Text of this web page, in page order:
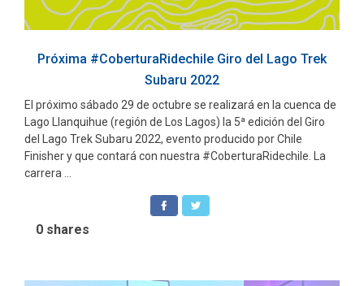
Próxima #CoberturaRidechile Giro del Lago Trek
Subaru 2022
El próximo sábado 29 de octubre se realizará en la cuenca de
Lago Llanquihue (región de Los Lagos) la 5ª edición del Giro
del Lago Trek Subaru 2022, evento producido por Chile
Finisher y que contará con nuestra #CoberturaRidechile. La
carrera ...
0 shares